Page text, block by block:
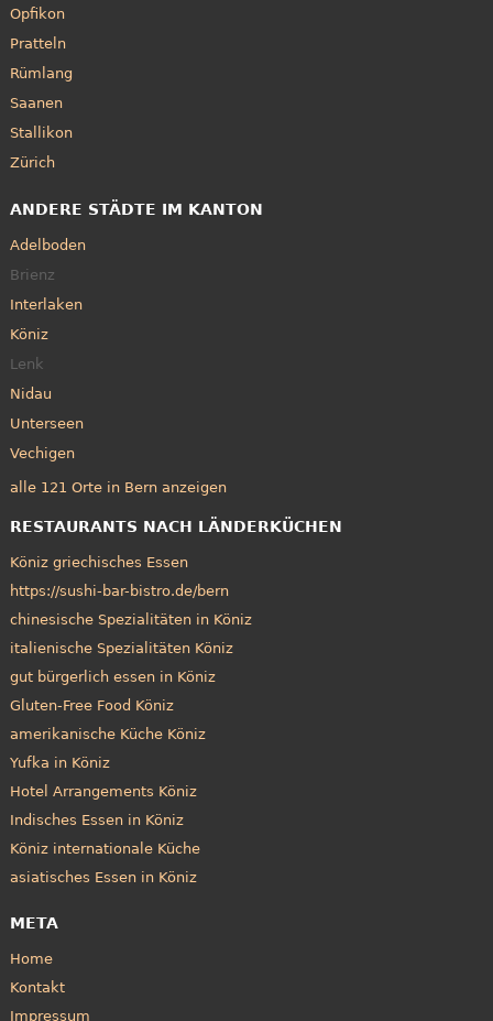
Opfikon
Pratteln
Rümlang
Saanen
Stallikon
Zürich
ANDERE STÄDTE IM KANTON
Adelboden
Brienz
Interlaken
Köniz
Lenk
Nidau
Unterseen
Vechigen
alle 121 Orte in Bern anzeigen
RESTAURANTS NACH LÄNDERKÜCHEN
Köniz griechisches Essen
https://sushi-bar-bistro.de/bern
chinesische Spezialitäten in Köniz
italienische Spezialitäten Köniz
gut bürgerlich essen in Köniz
Gluten-Free Food Köniz
amerikanische Küche Köniz
Yufka in Köniz
Hotel Arrangements Köniz
Indisches Essen in Köniz
Köniz internationale Küche
asiatisches Essen in Köniz
META
Home
Kontakt
Impressum